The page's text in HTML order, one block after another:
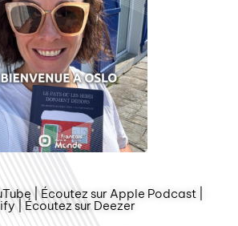
| Écoutez sur Apple Podcast |
| Écoutez sur Deezer